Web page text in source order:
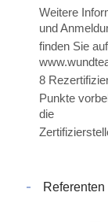
Weitere
und
finden Sie
8
Punkte
die